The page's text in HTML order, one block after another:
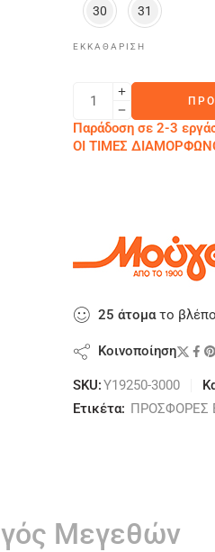
30 31
ΕΚΚΑΘΆΡΙΣΗ
Παράδοση σε 2-3
ΟΙ ΤΙΜΕΣ
25 άτοματο
Κοινοποίηση
SKU:Y19250-3000
Ετικέτα: ΠΡΟΣΦΟΡΕΣ
Μεγεθών